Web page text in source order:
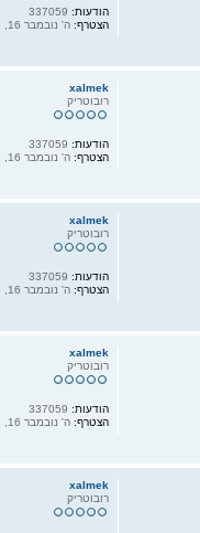
הודעות:
הצטרף: ה' נובמבר 16, 2023 10:48 am
xalmek
רובוטריק
הודעות:337059
הצטרף:ה' נובמבר 16, 2023 10:48 am
xalmek
רובוטריק
הודעות:
הצטרף: ה' נובמבר 16, 2023 10:48 am
xalmek
רובוטריק
הודעות:337059
הצטרף:ה' נובמבר 16, 2023 10:48 am
xalmek
רובוטריק